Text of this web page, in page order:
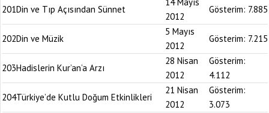
201Din ve Tıp Açısından Sünnet
2012
Gösterim: 7.885
202Din ve Müzik
5 Mayıs
2012
Gösterim: 7.215
203Hadislerin Kur’an’a Arzı
28 Nisan
2012
Gösterim:
4.112
204Türkiye’de Kutlu Doğum Etkinlikleri
21 Nisan
2012
Gösterim:
3.073